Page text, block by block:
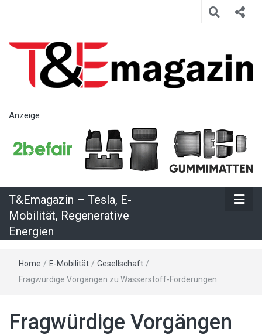
– Tesla, E-
Mobilität,
Regenerative
Energien
Anzeige
T&Emagazin – Tesla, E-
Mobilität, Regenerative
Energien
Home / E-Mobilität / Gesellschaft /
Fragwürdige Vorgängen zu Wasserstoff-Förderungen
Fragwürdige Vorgängen